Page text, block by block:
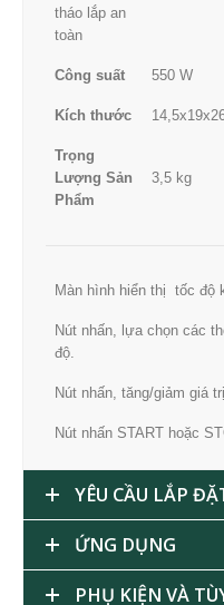
tháo lắp an
toàn
Công suất 550 W
Kích thước
Trọng
Lượng Sản
Phẩm
3,5 kg
Màn hình hiển thị tốc độ
Nút nhấn, lựa chọn các
độ.
Nút nhấn, tăng/giảm giá
Nút nhấn START hoặc
YÊU CẦU LẮP
ỨNG DỤNG
PHỤ KIỆN VÀ